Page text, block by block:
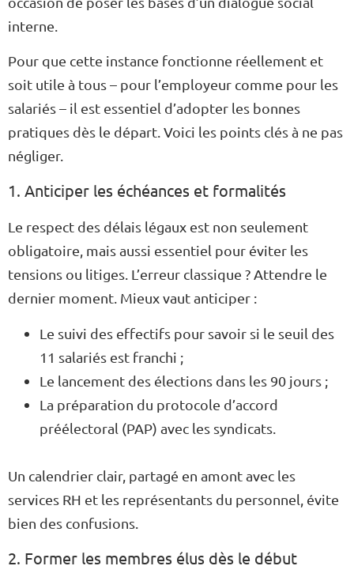
interne.
Pour que cette instance fonctionne réellement et
soit utile à tous – pour l’employeur comme pour les
salariés – il est essentiel d’adopter les bonnes
pratiques dès le départ. Voici les points clés à ne pas
négliger.
1. Anticiper les échéances et formalités
Le respect des délais légaux est non seulement
obligatoire, mais aussi essentiel pour éviter les
tensions ou litiges. L’erreur classique ? Attendre le
dernier moment. Mieux vaut anticiper :
Le suivi des effectifs pour savoir si le seuil des
11 salariés est franchi ;
Le lancement des élections dans les 90 jours ;
La préparation du protocole d’accord
préélectoral (PAP) avec les syndicats.
Un calendrier clair, partagé en amont avec les
services RH et les représentants du personnel, évite
bien des confusions.
2. Former les membres élus dès le début